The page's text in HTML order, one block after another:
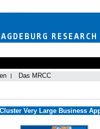
Das MRCC
Very Large Business